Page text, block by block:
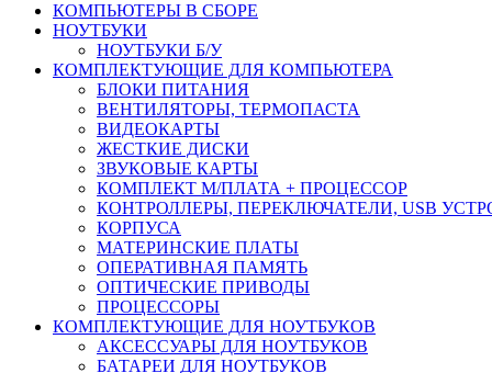
КОМПЬЮТЕРЫ В СБОРЕ
НОУТБУКИ
НОУТБУКИ Б/У
КОМПЛЕКТУЮЩИЕ ДЛЯ КОМПЬЮТЕРА
БЛОКИ ПИТАНИЯ
ВЕНТИЛЯТОРЫ, ТЕРМОПАСТА
ВИДЕОКАРТЫ
ЖЕСТКИЕ ДИСКИ
ЗВУКОВЫЕ КАРТЫ
КОМПЛЕКТ М/ПЛАТА + ПРОЦЕССОР
КОНТРОЛЛЕРЫ, ПЕРЕКЛЮЧАТЕЛИ, USB
КОРПУСА
МАТЕРИНСКИЕ ПЛАТЫ
ОПЕРАТИВНАЯ ПАМЯТЬ
ОПТИЧЕСКИЕ ПРИВОДЫ
ПРОЦЕССОРЫ
КОМПЛЕКТУЮЩИЕ ДЛЯ НОУТБУКОВ
АКСЕССУАРЫ ДЛЯ НОУТБУКОВ
БАТАРЕИ ДЛЯ НОУТБУКОВ